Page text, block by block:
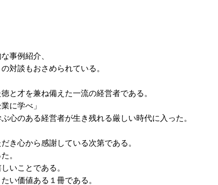
事例紹介、
対談もおさめられている。
と才を兼ね備えた一流の経営者である。
に学べ」
心のある経営者が生き残れる厳しい時代に入った。
き心から感謝している次第である。
。
いことである。
い価値ある１冊である。